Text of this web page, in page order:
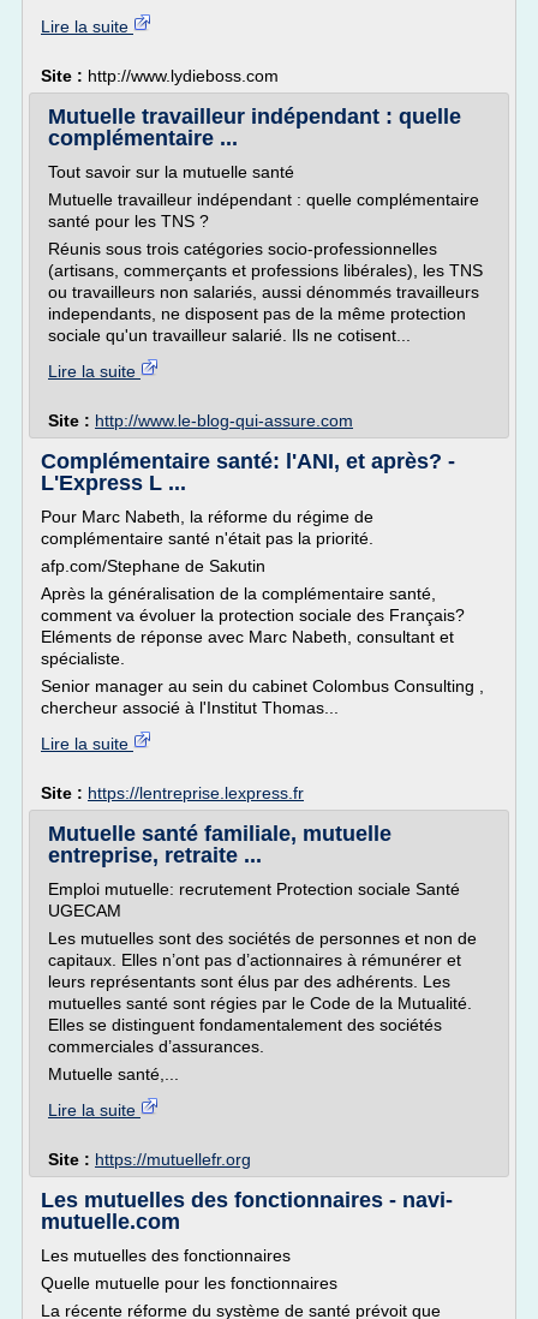
Lire la suite
Site : http://www.lydieboss.com
Mutuelle travailleur indépendant : quelle
complémentaire ...
Tout savoir sur la mutuelle santé
Mutuelle travailleur indépendant : quelle complémentaire
santé pour les TNS ?
Réunis sous trois catégories socio-professionnelles
(artisans, commerçants et professions libérales), les TNS
ou travailleurs non salariés, aussi dénommés travailleurs
independants, ne disposent pas de la même protection
sociale qu'un travailleur salarié. Ils ne cotisent...
Lire la suite
Site : http://www.le-blog-qui-assure.com
Complémentaire santé: l'ANI, et après? -
L'Express L ...
Pour Marc Nabeth, la réforme du régime de
complémentaire santé n'était pas la priorité.
afp.com/Stephane de Sakutin
Après la généralisation de la complémentaire santé,
comment va évoluer la protection sociale des Français?
Eléments de réponse avec Marc Nabeth, consultant et
spécialiste.
Senior manager au sein du cabinet Colombus Consulting ,
chercheur associé à l'Institut Thomas...
Lire la suite
Site : https://lentreprise.lexpress.fr
Mutuelle santé familiale, mutuelle
entreprise, retraite ...
Emploi mutuelle: recrutement Protection sociale Santé
UGECAM
Les mutuelles sont des sociétés de personnes et non de
capitaux. Elles n’ont pas d’actionnaires à rémunérer et
leurs représentants sont élus par des adhérents. Les
mutuelles santé sont régies par le Code de la Mutualité.
Elles se distinguent fondamentalement des sociétés
commerciales d’assurances.
Mutuelle santé,...
Lire la suite
Site : https://mutuellefr.org
Les mutuelles des fonctionnaires - navi-
mutuelle.com
Les mutuelles des fonctionnaires
Quelle mutuelle pour les fonctionnaires
La récente réforme du système de santé prévoit que